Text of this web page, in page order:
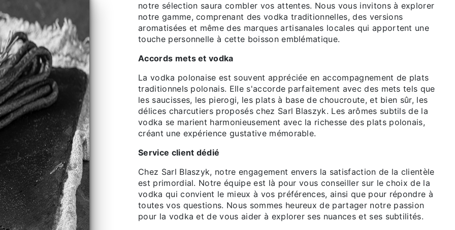
notre sélection saura combler vos attentes. Nous vous invitons à explorer
notre gamme, comprenant des vodka traditionnelles, des versions
aromatisées et même des marques artisanales locales qui apportent une
touche personnelle à cette boisson emblématique.
Accords mets et vodka
La vodka polonaise est souvent appréciée en accompagnement de plats
traditionnels polonais. Elle s'accorde parfaitement avec des mets tels que
les saucisses, les pierogi, les plats à base de choucroute, et bien sûr, les
délices charcutiers proposés chez Sarl Blaszyk. Les arômes subtils de la
vodka se marient harmonieusement avec la richesse des plats polonais,
créant une expérience gustative mémorable.
Service client dédié
Chez Sarl Blaszyk, notre engagement envers la satisfaction de la clientèle
est primordial. Notre équipe est là pour vous conseiller sur le choix de la
vodka qui convient le mieux à vos préférences, ainsi que pour répondre à
toutes vos questions. Nous sommes heureux de partager notre passion
pour la vodka et de vous aider à explorer ses nuances et ses subtilités.